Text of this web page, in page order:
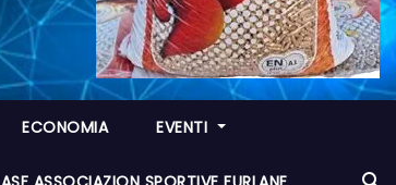
ECONOMIA EVENTI